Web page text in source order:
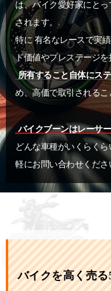
は、バイク愛好家にと
されます。
特に 有名なレースで実
ド価値やプレステージ
所有すること自体にス
め、高価で取引されるこ
バイクブーンはレーサ
どんな車種がいくらく
軽にお問い合わせくださ
バイクを高く売